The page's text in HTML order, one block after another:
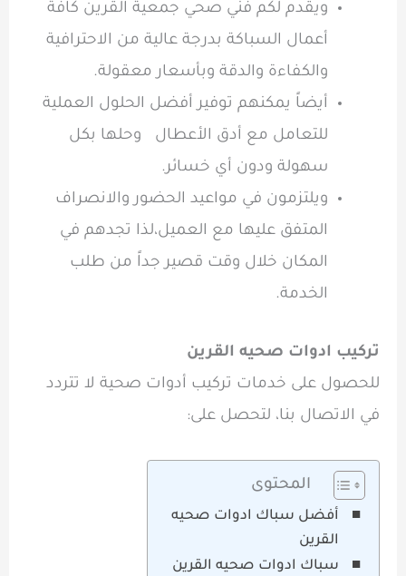
ويقدم لكم فني صحي جمعية القرين كافة
أعمال السباكة بدرجة عالية من الاحترافية
والكفاءة والدقة وبأسعار معقولة.
أيضاً يمكنهم توفير أفضل الحلول العملية
للتعامل مع أدق الأعطال وحلها بكل
سهولة ودون أي خسائر.
ويلتزمون في مواعيد الحضور والانصراف
المتفق عليها مع العميل،لذا تجدهم في
المكان خلال وقت قصير جداً من طلب
الخدمة.
تركيب ادوات صحيه القرين
للحصول على خدمات تركيب أدوات صحية لا تتردد
في الاتصال بنا، لتحصل على:
المحتوى
أفضل سباك ادوات صحيه
القرين
سباك ادوات صحيه القرين